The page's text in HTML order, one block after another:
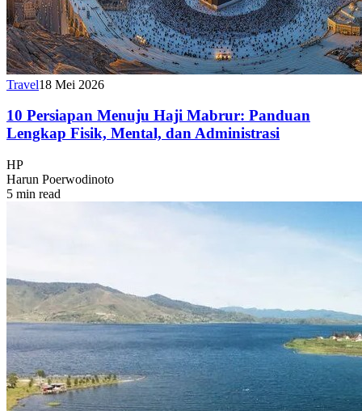
Travel18 Mei 2026
10 Persiapan Menuju Haji Mabrur: Panduan
Lengkap Fisik, Mental, dan Administrasi
HP
Harun Poerwodinoto
5 min read